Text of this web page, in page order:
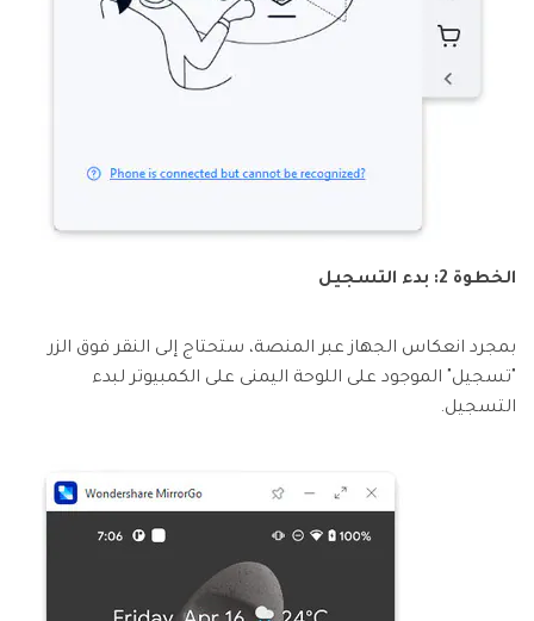
الخطوة 2: بدء التسجيل
بمجرد انعكاس الجهاز عبر المنصة، ستحتاج إلى النقر فوق الزر
"تسجيل" الموجود على اللوحة اليمنى على الكمبيوتر لبدء
التسجيل.